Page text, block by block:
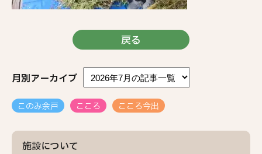
施設について
戻る
月別アーカイブ
このみ余戸 こころ こころ今出